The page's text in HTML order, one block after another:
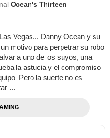
Ocean's Thirteen
Vegas... Danny Ocean y su
motivo para perpetrar su robo
a uno de los suyos, una
la astucia y el compromiso
Pero la suerte no es
...